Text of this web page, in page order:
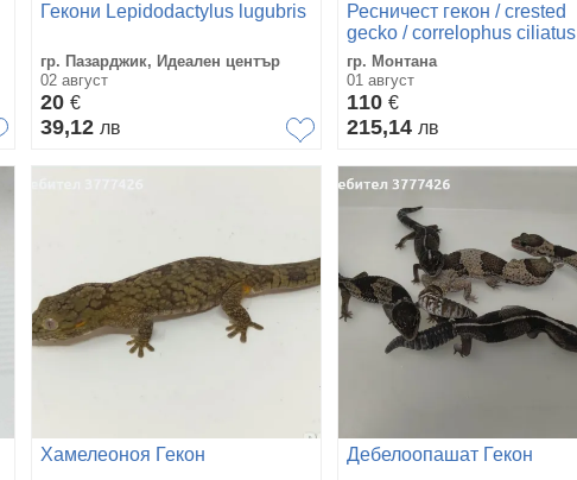
Гекони Lepidodactylus lugubris
гр. Пазарджик, Идеален център
02 август
20 €
39,12 лв
Ресничест гекон / crested
gecko / correlophus ciliatus
гр. Монтана
01 август
110 €
215,14 лв
Хамелеоноя Гекон Дебелоопашат Гекон